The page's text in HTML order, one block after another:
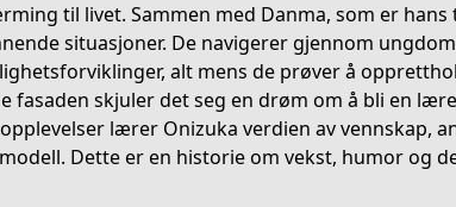
junai-gumi
til livet. Sammen med Danma, som er
situasjoner. De navigerer gjennom
alt mens de prøver å
fasaden skjuler det seg en drøm om å bli en
lærer Onizuka verdien av vennskap,
Dette er en historie om vekst, humor og